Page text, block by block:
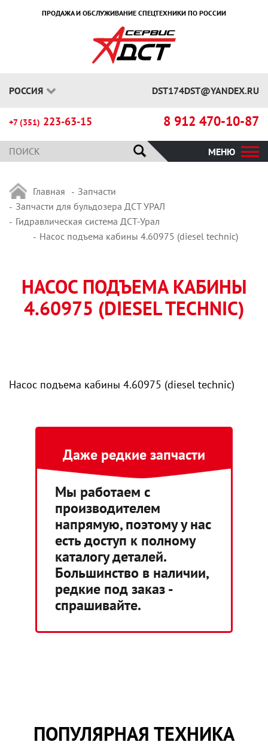
ПРОДАЖА И ОБСЛУЖИВАНИЕ СПЕЦТЕХНИКИ ПО РОССИИ
РОССИЯ DST174DST@YANDEX.RU
+7 (351) 223-63-15 8 912 470-10-87
МЕНЮ
Главная
Запчасти
Запчасти для бульдозера ДСТ УРАЛ
Гидравлическая система ДСТ-Урал
Насос подъема кабины 4.60975 (diesel technic)
НАСОС ПОДЪЕМА КАБИНЫ
4.60975 (DIESEL TECHNIC)
Насос подъема кабины 4.60975 (diesel technic)
Даже редкие запчасти
Мы работаем с
производителем
напрямую, поэтому у нас
есть доступ к полному
каталогу деталей.
Большинство в наличии,
редкие под заказ -
спрашивайте.
ПОПУЛЯРНАЯ ТЕХНИКА